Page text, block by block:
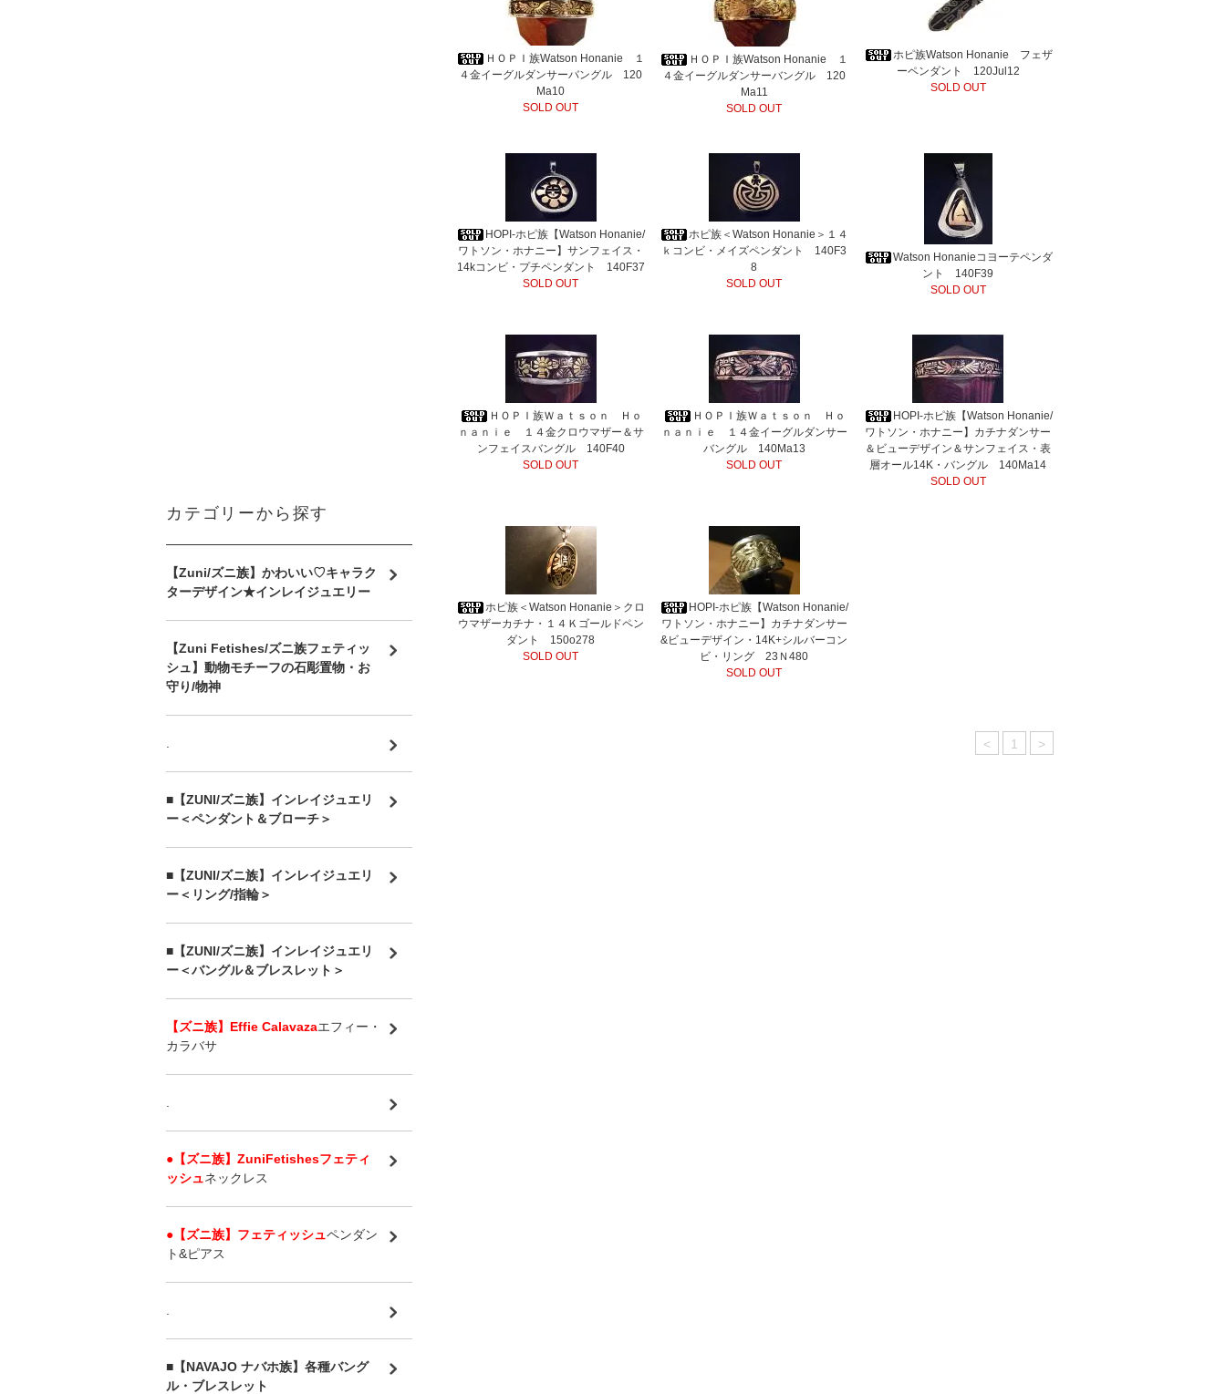
ＨＯＰＩ族Watson Honanie １
４金イーグルダンサーバングル 120
Ma10
SOLD OUT
ＨＯＰＩ族Watson Honanie １
４金イーグルダンサーバングル 120
Ma11
SOLD OUT
ホピ族Watson Honanie フェザ
ーペンダント 120Jul12
SOLD OUT
HOPI-ホピ族【Watson Honanie/
ワトソン・ホナニー】サンフェイス・
14kコンビ・プチペンダント 140F37
SOLD OUT
ホピ族＜Watson Honanie＞１４
ｋコンビ・メイズペンダント 140F3
8
SOLD OUT
Watson Honanieコヨーテペンダ
ント 140F39
SOLD OUT
ＨＯＰＩ族Ｗａｔｓｏｎ Ｈｏ
ｎａｎｉｅ １４金クロウマザー＆サ
ンフェイスバングル 140F40
SOLD OUT
ＨＯＰＩ族Ｗａｔｓｏｎ Ｈｏ
ｎａｎｉｅ １４金イーグルダンサー
バングル 140Ma13
SOLD OUT
HOPI-ホピ族【Watson Honanie/
ワトソン・ホナニー】カチナダンサー
＆ビューデザイン＆サンフェイス・表
層オール14K・バングル 140Ma14
SOLD OUT
ホピ族＜Watson Honanie＞クロ
ウマザーカチナ・１４Ｋゴールドペン
ダント 150o278
SOLD OUT
HOPI-ホピ族【Watson Honanie/
ワトソン・ホナニー】カチナダンサー
&ビューデザイン・14K+シルバーコン
ビ・リング 23Ｎ480
SOLD OUT
< 1 >
カテゴリーから探す
【Zuni/ズニ族】かわいい♡キャラク
ターデザイン★インレイジュエリー
【Zuni Fetishes/ズニ族フェティッ
シュ】動物モチーフの石彫置物・お
守り/物神
■【ZUNI/ズニ族】インレイジュエリ
ー＜ペンダント＆ブローチ＞
■【ZUNI/ズニ族】インレイジュエリ
ー＜リング/指輪＞
■【ZUNI/ズニ族】インレイジュエリ
ー＜バングル＆ブレスレット＞
【ズニ族】Effie Calavazaエフィー・
カラバサ
●【ズニ族】ZuniFetishesフェティ
ッシュネックレス
●【ズニ族】フェティッシュペンダン
ト&ピアス
■【NAVAJO ナバホ族】各種バング
ル・ブレスレット